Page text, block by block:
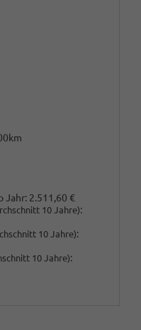
Jahr: 2.511,60 €
10 Jahre):
10 Jahre):
10 Jahre):